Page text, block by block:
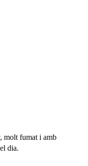
molt fumat i amb
dia.